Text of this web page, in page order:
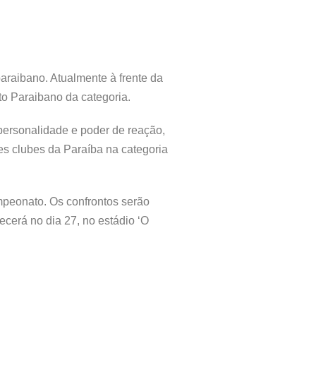
Atualmente à frente da
Paraibano da categoria.
e poder de reação,
clubes da Paraíba na categoria
Os confrontos serão
no dia 27, no estádio ‘O